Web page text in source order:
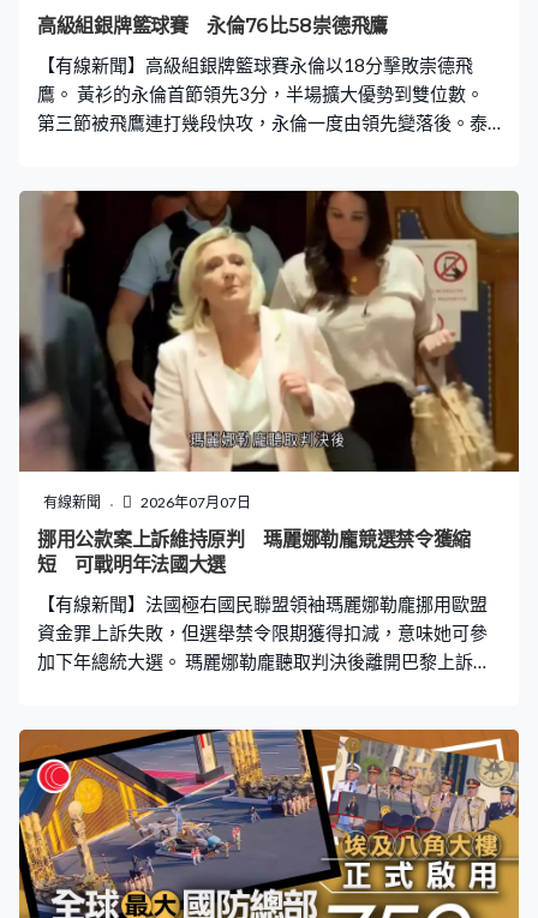
高級組銀牌籃球賽 永倫76比58崇德飛鷹
【有線新聞】高級組銀牌籃球賽永倫以18分擊敗崇德飛
鷹。 黃衫的永倫首節領先3分，半場擴大優勢到雙位數。
第三節被飛鷹連打幾段快攻，永倫一度由領先變落後。泰
19分。上一球助攻的梁嘉顯，射入遠距離3分球，交出15
分。永倫最後一節拋離21分，贏76比58，新球季旗開得
勝。
有線新聞 2026年07月07日
挪用公款案上訴維持原判 瑪麗娜勒龐競選禁令獲縮
短 可戰明年法國大選
【有線新聞】法國極右國民聯盟領袖瑪麗娜勒龐挪用歐盟
資金罪上訴失敗，但選舉禁令限期獲得扣減，意味她可參
加下年總統大選。 瑪麗娜勒龐聽取判決後離開巴黎上訴法
她可以競逐下年總統大選。勒龐的刑期同時由四年減至三
年，當中兩年獲准緩刑，但餘下一年需佩戴電子腳鐐接受
監察。 勒龐曾強調她不願在此情況下參選，外界預計她可
能交由國民聯盟黨魁巴爾德拉競逐大選。